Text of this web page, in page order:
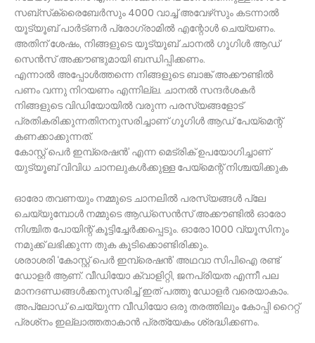
സബ്‌സ്‌ക്രൈബേര്‍സും 4000 വാച്ച് അവേഴ്‌സും കടന്നാല്‍
യൂട്യൂബ് പാര്‍ട്ണര്‍ പ്രോഗ്രാമില്‍ എന്റോള്‍ ചെയ്യണം.
അതിന് ശേഷം, നിങ്ങളുടെ യൂട്യൂബ് ചാനല്‍ ഗൂഗിള്‍ ആഡ്
സെന്‍സ് അക്കൗണ്ടുമായി ബന്ധിപ്പിക്കണം.
എന്നാല്‍ അപ്പോള്‍ത്തന്നെ നിങ്ങളുടെ ബാങ്ക് അക്കൗണ്ടില്‍
പണം വന്നു നിറയണം എന്നില്ല. ചാനല്‍ സന്ദര്‍ശകര്‍
നിങ്ങളുടെ വിഡിയോയില്‍ വരുന്ന പരസ്യങ്ങളോട്
പ്രതികരിക്കുന്നതിനനുസരിച്ചാണ് ഗൂഗിള്‍ ആഡ് പേയ്‌മെന്റ്
കണക്കാക്കുന്നത്.
കോസ്റ്റ് പെര്‍ ഇമ്പ്രെഷന്‍’ എന്ന മെട്രിക് ഉപയോഗിച്ചാണ്
യുട്യൂബ് വിവിധ ചാനലുകള്‍ക്കുള്ള പേയ്മെന്റ് നിശ്ചയിക്കുക
ഓരോ തവണയും നമ്മുടെ ചാനലില്‍ പരസ്യങ്ങള്‍ പ്ലേ
ചെയ്യുമ്പോള്‍ നമ്മുടെ ആഡ്‌സെന്‍സ് അക്കൗണ്ടില്‍ ഓരോ
നിശ്ചിത പോയിന്റ് കൂട്ടിച്ചേര്‍ക്കപ്പെടും. ഓരോ 1000 വ്യൂസിനും
നമുക്ക് ലഭിക്കുന്ന തുക കൂടിക്കൊണ്ടിരിക്കും.
ശരാശരി ‘കോസ്റ്റ് പെര്‍ ഇമ്പ്രെഷന്‍’ അഥവാ സിപിഐ രണ്ട്
ഡോളര്‍ ആണ്. വീഡിയോ ക്വാളിറ്റി, ജനപ്രിയത എന്നീ പല
മാനദണ്ഡങ്ങള്‍ക്കനുസരിച്ച് ഇത് പത്തു ഡോളര്‍ വരെയാകാം.
അപ്ലോഡ് ചെയ്യുന്ന വീഡിയോ ഒരു തരത്തിലും കോപ്പി റൈറ്റ്
പ്രശ്‌നം ഇല്ലാത്തതാകാന്‍ പ്രത്യേകം ശ്രദ്ധിക്കണം.